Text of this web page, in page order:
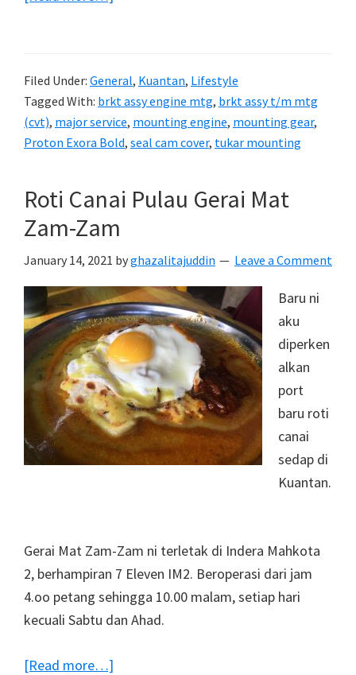
Bold
bergegar?
Tukar
dan
mounting
…
Filed Under: General, Kuantan, Lifestyle
Tagged With: brkt assy engine mtg, brkt assy t/m mtg
(cvt), major service, mounting engine, mounting gear,
Proton Exora Bold, seal cam cover, tukar mounting
Roti Canai Pulau Gerai Mat
Zam-Zam
January 14, 2021 byghazalitajuddin Leave a Comment
Baru ni
aku
diperken
alkan
port
baru roti
canai
sedap di
Kuantan.
Gerai Mat Zam-Zam ni terletak di Indera Mahkota
2, berhampiran 7 Eleven IM2. Beroperasi dari jam
4.oo petang sehingga 10.00 malam, setiap hari
kecuali Sabtu dan Ahad.
[Read more…]